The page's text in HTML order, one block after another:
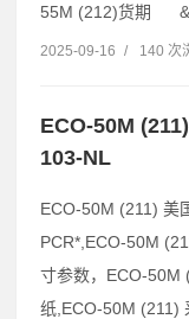
55M (212)货期
2025-09-16 / 140 次
ECO-50M
103-NL
ECO-50M (211) 美
PCR*,ECO-50M
寸参数，ECO-50M
纸,ECO-50M (211)